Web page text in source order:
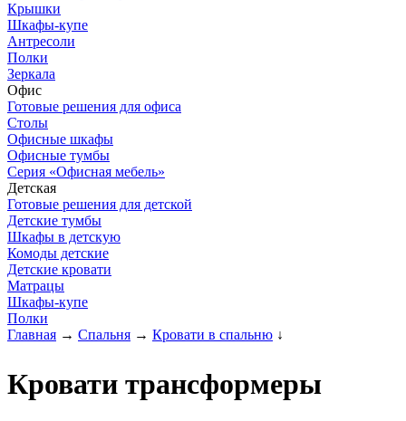
Крышки
Шкафы-купе
Антресоли
Полки
Зеркала
Офис
Готовые решения для офиса
Столы
Офисные шкафы
Офисные тумбы
Серия «Офисная мебель»
Детская
Готовые решения для детской
Детские тумбы
Шкафы в детскую
Комоды детские
Детские кровати
Матрацы
Шкафы-купе
Полки
Главная → Спальня → Кровати в спальню ↓
Кровати трансформеры